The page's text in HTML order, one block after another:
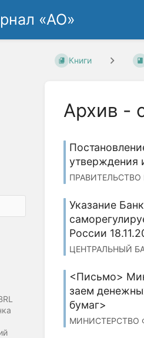
«АО»
Книги
Архив -
утверждения
ПРАВИТЕЛЬСТВО
Указание
России
ЦЕНТРАЛЬНЫЙ
<Письмо>
заем
бумаг>
МИНИСТЕРСТВО